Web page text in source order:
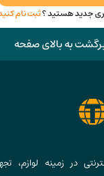
جدید هستید ؟ثبت نام
به بالای صفحه
در زمینه لوازم،